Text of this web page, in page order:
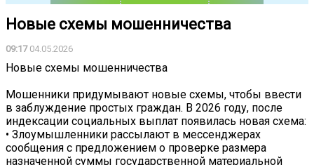
Новые схемы мошенничества
09:1704.05.2026
Новые схемы мошенничества
Мошенники придумывают новые схемы, чтобы ввести
в заблуждение простых граждан. В 2026 году, после
индексации социальных выплат появилась новая схема:
• Злоумышленники рассылают в мессенджерах
сообщения с предложением о проверке размера
назначенной суммы государственной материальной